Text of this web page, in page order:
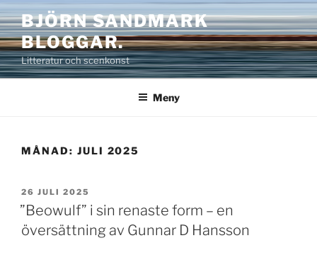
Hoppa
till
innehåll
BJÖRN SANDMARK
BLOGGAR.
Litteratur och scenkonst
Meny
MÅNAD: JULI 2025
PUBLICERAT
26 JULI 2025
”Beowulf” i sin renaste form – en
översättning av Gunnar D Hansson